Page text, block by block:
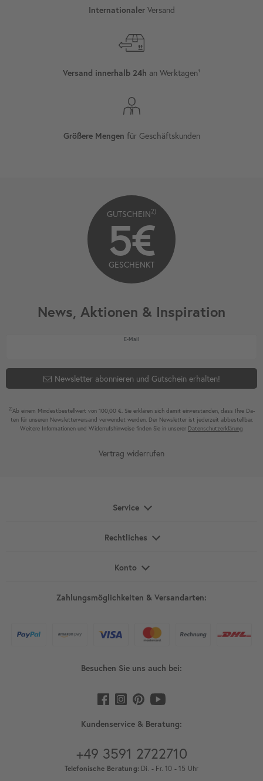
InternationalerVersand
Versand innerhalb 24h an Werktagen¹
Größere Mengen für Geschäftskunden
News, Aktionen & Inspiration
E-MailNewsletter Honig
Newsletter abonnieren und Gutschein erhalten!
2)Ab einem Mindest­bestell­wert von 100,00 €. Sie erklären sich damit ein­ver­standen, dass Ihre Da­
ten für unseren News­letter­versand ver­wen­det werden. Der News­letter ist jeder­zeit ab­bestel­lbar.
Weitere Infor­mationen und Wider­rufshin­weise finden Sie in unserer Daten­schutz­erklärung
GUTSCHEIN2)
5€
GESCHENKT
Vertrag widerrufen
Service
Rechtliches
Konto
Zahlungsmöglichkeiten & Versandarten:
Besuchen Sie uns auch bei:
Kundenservice & Beratung:
+49 3591 2722710
Telefonische Beratung: Di. - Fr. 10 - 15 Uhr